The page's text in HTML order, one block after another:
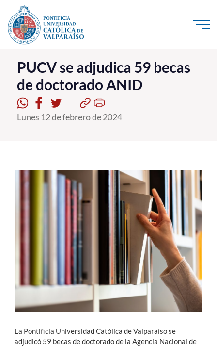
Click acá para ir directamente al contenido
La Universidad
Investigación, Creación e Innovación
PUCV Internacional
Vinculación con el Medio
Formación Continua
Estudiantes
Académicos
Funcionarios
English
PUCV se adjudica 59 becas
de doctorado ANID
Lunes 12 de febrero de 2024
La Pontificia Universidad Católica de Valparaíso se
adjudicó 59 becas de doctorado de la Agencia Nacional de